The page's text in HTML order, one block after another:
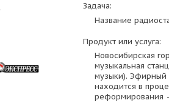
Задача:
Название
Продукт или услуга:
Новосибирская
музыкальная
музыки). Эфирный
находится в
реформирования